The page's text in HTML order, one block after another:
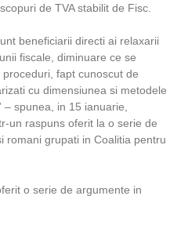
de TVA stabilit de Fisc.
beneficiarii directi ai relaxarii
fiscale, diminuare ce se
fapt cunoscut de
cu dimensiunea si metodele
– spunea, in 15 ianuarie,
un raspuns oferit la o serie de
romani grupati in Coalitia pentru
o serie de argumente in